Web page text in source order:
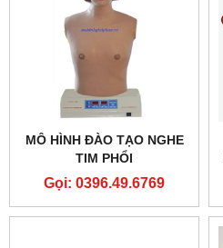
MÔ HÌNH ĐÀO TẠO NGHE
TIM PHỔI
Gọi: 0396.49.6769